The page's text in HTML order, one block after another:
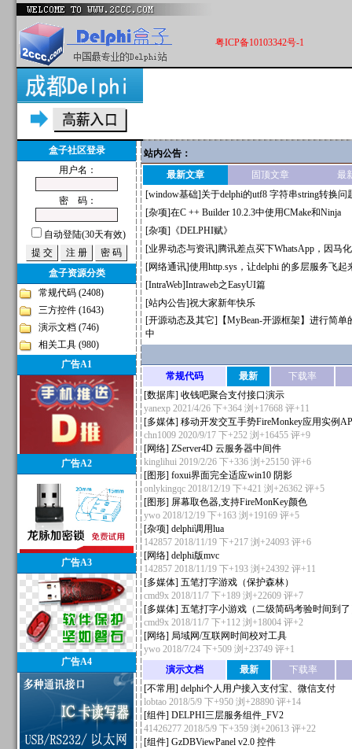
粤ICP备10103342号-1
盒子社区登录
用户名：
密 码：
自动登陆(30天有效)
盒子资源分类
常规代码 (2408)
三方控件 (1643)
演示文档 (746)
相关工具 (980)
广告A1
广告A2
广告A3
广告A4
站内公告：
最新文章
固顶文章
最
[window基础]关于delphi的utf8 字符串string转换问
[杂项]在C ++ Builder 10.2.3中使用CMake和Ninja
[杂项] 《DELPHI赋》
[业界动态与资讯]腾讯差点买下WhatsApp，因马
[网络通讯]使用http.sys，让delphi 的多层服务飞起
[IntraWeb]Intraweb之EasyUI篇
[站内公告]祝大家新年快乐
[开源动态及其它] 【MyBean-开源框架】进行简
中
常规代码 最新
下载率
[数据库] 收钱吧聚合支付接口演示
yanexp 2021/4/26 下+364 浏+17668 评+11
[多媒体] 移动开发交互手势FireMonkey应用实例
chn1009 2020/9/17 下+252 浏+16455 评+9
[网络] ZServer4D 云服务器中间件
kinglihui 2019/2/26 下+336 浏+25150 评+6
[图形] foxui界面完全适应win10 阴影
onlykingqc 2018/12/19 下+421 浏+26362 评+5
[图形] 屏幕取色器,支持FireMonKey颜色
ywo 2018/12/19 下+163 浏+19169 评+5
[杂项] delphi调用lua
142857 2018/11/19 下+217 浏+24093 评+6
[网络] delphi版mvc
142857 2018/11/19 下+193 浏+24392 评+11
[多媒体] 五笔打字游戏（保护森林）
cmd9x 2018/11/7 下+189 浏+22609 评+7
[多媒体] 五笔打字小游戏（二级简码考验时间到
cmd9x 2018/11/7 下+112 浏+18004 评+2
[网络] 局域网/互联网时间校对工具
ywo 2018/7/24 下+509 浏+23749 评+1
演示文档
最新
下载率
[不常用] delphi个人用户接入支付宝、微信支付
lobtao 2018/5/9 下+950 浏+28890 评+14
[组件] DELPHI三层服务组件_FV2
41426277 2018/5/9 下+359 浏+20613 评+22
[组件] GzDBViewPanel v2.0 控件